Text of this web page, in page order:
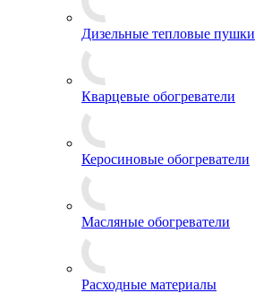
Дизельные тепловые пушки
Кварцевые обогреватели
Керосиновые обогреватели
Масляные обогреватели
Расходные материалы